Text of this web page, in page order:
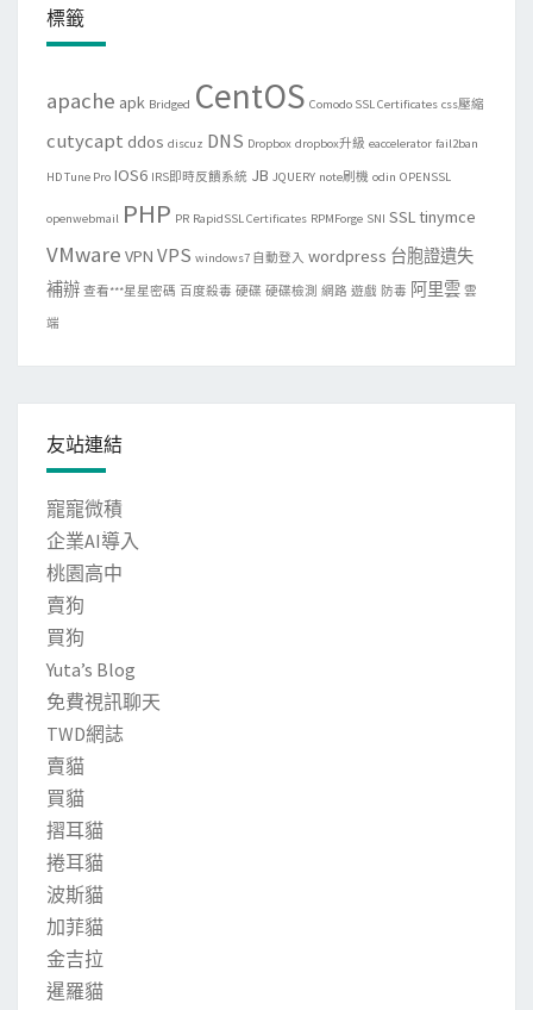
標籤
apache apk Bridged CentOS Comodo SSL Certificates css壓縮
cutycapt ddos discuz DNS Dropbox dropbox升級 eaccelerator fail2ban
HD Tune Pro IOS6 IRS即時反饋系統 JB JQUERY note刷機 odin OPENSSL
openwebmail PHP PR RapidSSL Certificates RPMForge SNI SSLtinymce
VMware VPN VPS windows7 自動登入 wordpress 台胞證遺失
補辦 查看***星星密碼 百度殺毒 硬碟 硬碟檢測 網路 遊戲 防毒 阿里雲 雲
端
友站連結
寵寵微積
企業AI導入
桃園高中
賣狗
買狗
Yuta’s Blog
免費視訊聊天
TWD網誌
賣貓
買貓
摺耳貓
捲耳貓
波斯貓
加菲貓
金吉拉
暹羅貓